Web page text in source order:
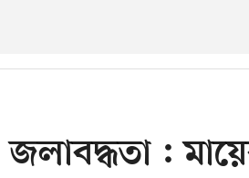
জলাবদ্ধতা :